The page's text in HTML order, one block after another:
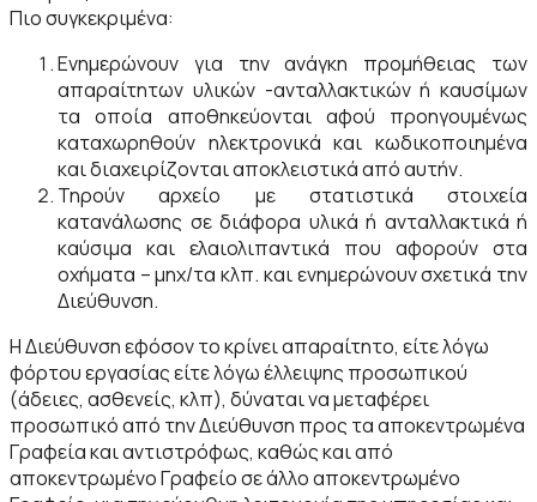
Πιο συγκεκριμένα:
Ενημερώνουν για την ανάγκη προμήθειας των
απαραίτητων υλικών -ανταλλακτικών ή καυσίμων
τα οποία αποθηκεύονται αφού προηγουμένως
καταχωρηθούν ηλεκτρονικά και κωδικοποιημένα
και διαχειρίζονται αποκλειστικά από αυτήν.
Τηρούν αρχείο με στατιστικά στοιχεία
κατανάλωσης σε διάφορα υλικά ή ανταλλακτικά ή
καύσιμα και ελαιολιπαντικά που αφορούν στα
οχήματα – μηχ/τα κλπ. και ενημερώνουν σχετικά την
Διεύθυνση.
Η Διεύθυνση εφόσον το κρίνει απαραίτητο, είτε λόγω
φόρτου εργασίας είτε λόγω έλλειψης προσωπικού
(άδειες, ασθενείς, κλπ), δύναται να μεταφέρει
προσωπικό από την Διεύθυνση προς τα αποκεντρωμένα
Γραφεία και αντιστρόφως, καθώς και από
αποκεντρωμένο Γραφείο σε άλλο αποκεντρωμένο